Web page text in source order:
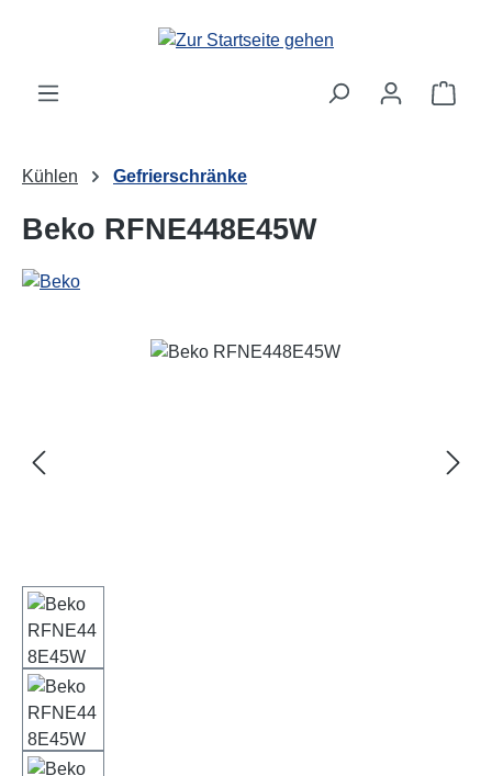
Zum Hauptinhalt springen
Kühlen Gefrierschränke
Beko RFNE448E45W
Bildergalerie überspringen